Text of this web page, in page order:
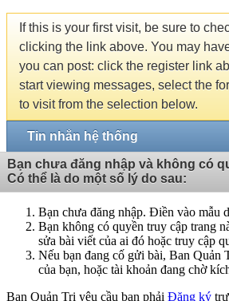
If this is your first visit, be sure to
clicking the link above. You may
you can post: click the register link
start viewing messages, select the
to visit from the selection below.
Tin nhắn hệ thống
Bạn chưa đăng nhập và không có
Có thể là do một số lý do sau:
Bạn chưa đăng nhập. Điền vào mẫu
Bạn không có quyền truy cập trang
sửa bài viết của ai đó hoặc truy cập
Nếu bạn đang cố gửi bài, Ban Quản
của bạn, hoặc tài khoản đang chờ
Ban Quản Trị yêu cầu bạn phải Đăng ký